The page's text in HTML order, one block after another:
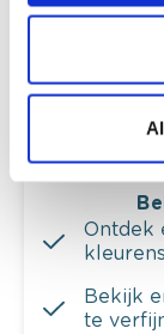
Krijg
van je
Ontdek
Bekijk
te